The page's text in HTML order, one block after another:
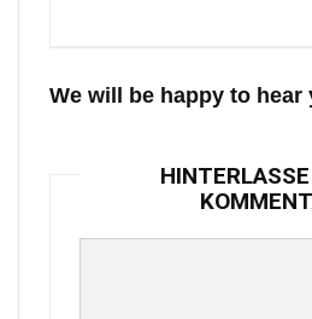
We will be happy to